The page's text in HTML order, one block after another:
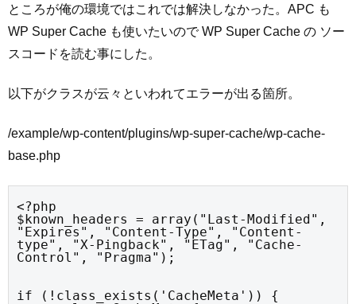
ところが俺の環境ではこれでは解決しなかった。APC も
WP Super Cache も使いたいので WP Super Cache の ソー
スコードを読む事にした。
以下がクラスが云々といわれてエラーが出る箇所。
/example/wp-content/plugins/wp-super-cache/wp-cache-
base.php
<?php
$known_headers = array("Last-Modified",
"Expires", "Content-Type", "Content-
type", "X-Pingback", "ETag", "Cache-
Control", "Pragma");
if (!class_exists('CacheMeta')) {